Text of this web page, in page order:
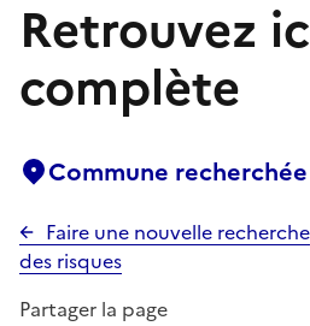
Retrouvez
complète
Commune
Faire une nouvelle recherche
des risques
Partager la page